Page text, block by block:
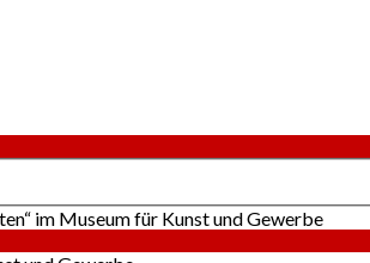
im Museum für Kunst und Gewerbe